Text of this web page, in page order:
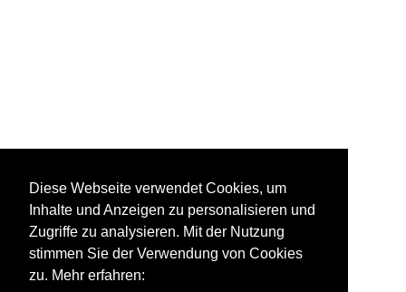
Diese Webseite verwendet Cookies, um
Inhalte und Anzeigen zu personalisieren und
Zugriffe zu analysieren. Mit der Nutzung
stimmen Sie der Verwendung von Cookies
zu. Mehr erfahren: